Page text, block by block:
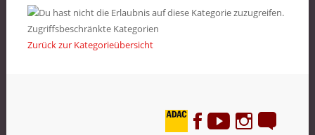
Zugriffsbeschränkte Kategorien
Zurück zur Kategorieübersicht